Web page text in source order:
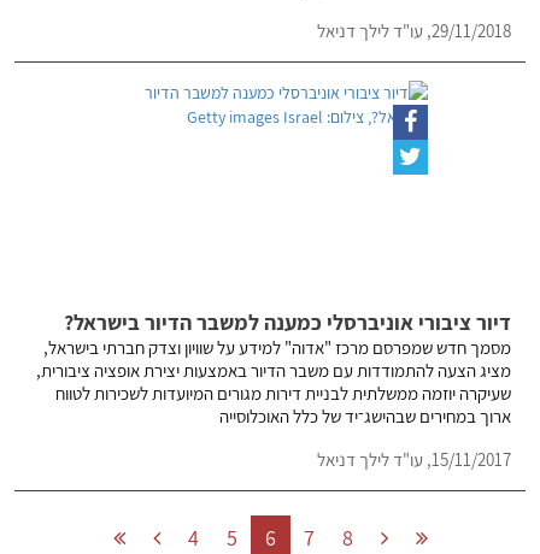
29/11/2018, עו"ד לילך דניאל
דיור ציבורי אוניברסלי כמענה למשבר הדיור בישראל?
מסמך חדש שמפרסם מרכז "אדוה" למידע על שוויון וצדק חברתי בישראל,
מציג הצעה להתמודדות עם משבר הדיור באמצעות יצירת אופציה ציבורית,
שעיקרה יוזמה ממשלתית לבניית דירות מגורים המיועדות לשכירות לטווח
ארוך במחירים שבהישג־יד של כלל האוכלוסייה
15/11/2017, עו"ד לילך דניאל
4 5 6 7 8